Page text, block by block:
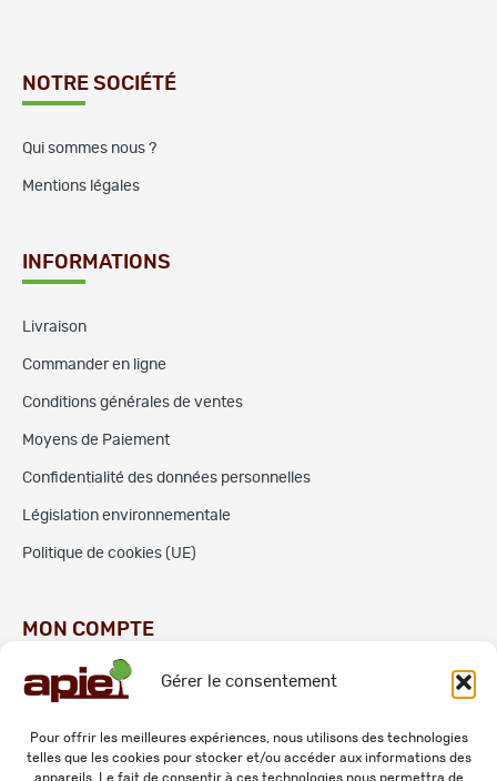
Gérer le consentement
Pour offrir les meilleures expériences, nous utilisons des technologies
telles que les cookies pour stocker et/ou accéder aux informations des
appareils. Le fait de consentir à ces technologies nous permettra de
NOTRE SOCIÉTÉ
Qui sommes nous ?
Mentions légales
INFORMATIONS
Livraison
Commander en ligne
Conditions générales de ventes
Moyens de Paiement
Confidentialité des données personnelles
Législation environnementale
Politique de cookies (UE)
MON COMPTE
Commandes
Adresses
Mes informations personnelles